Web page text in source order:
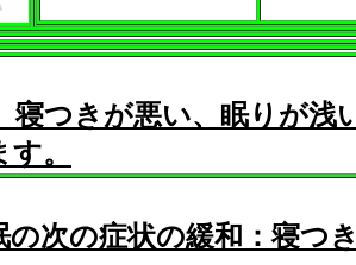
寝つきが悪い、眠りが浅
。
の次の症状の緩和：寝つ